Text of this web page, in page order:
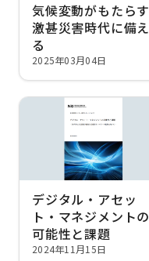
気候変動がもたらす
激甚災害時代に備え
る
2025年03月04日
デジタル・アセッ
ト・マネジメントの
可能性と課題
2024年11月15日